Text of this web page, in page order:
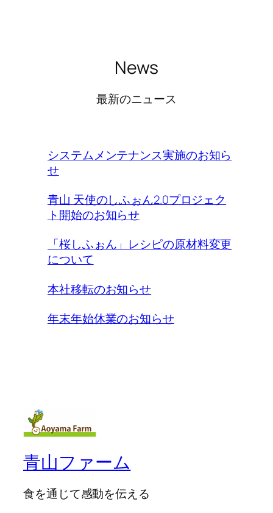
News
最新のニュース
システムメンテナンス実施のお知ら
せ
青山 天使のしふぉん2.0プロジェク
ト開始のお知らせ
「桜しふぉん」レシピの原材料変更
について
本社移転のお知らせ
年末年始休業のお知らせ
青山ファーム
食を通じて感動を伝える